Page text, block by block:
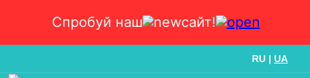
Спробуй наш сайт!
RU | UA